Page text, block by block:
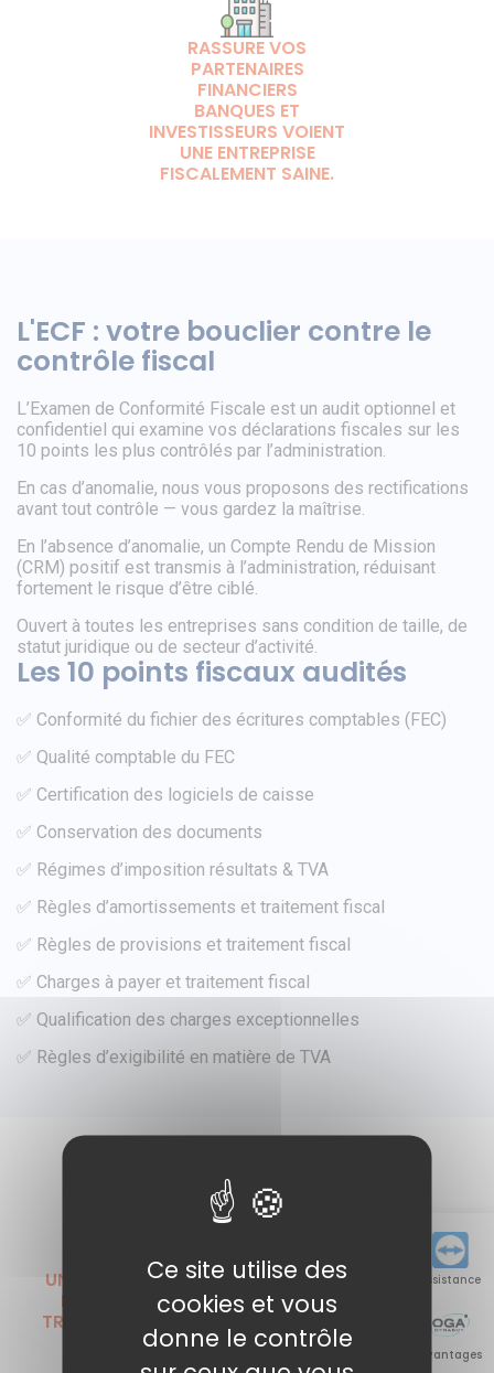
Assistance
Avantages
RASSURE VOS
PARTENAIRES
FINANCIERS
BANQUES ET
INVESTISSEURS VOIENT
UNE ENTREPRISE
FISCALEMENT SAINE.
L'ECF : votre bouclier contre le
contrôle fiscal
L’Examen de Conformité Fiscale est un audit optionnel et
confidentiel qui examine vos déclarations fiscales sur les
10 points les plus contrôlés par l’administration.
En cas d’anomalie, nous vous proposons des rectifications
avant tout contrôle — vous gardez la maîtrise.
En l’absence d’anomalie, un Compte Rendu de Mission
(CRM) positif est transmis à l’administration, réduisant
fortement le risque d’être ciblé.
Ouvert à toutes les entreprises sans condition de taille, de
statut juridique ou de secteur d’activité.
Les 10 points fiscaux audités
✅ Conformité du fichier des écritures comptables (FEC)
✅ Qualité comptable du FEC
✅ Certification des logiciels de caisse
✅ Conservation des documents
✅ Régimes d’imposition résultats & TVA
✅ Règles d’amortissements et traitement fiscal
✅ Règles de provisions et traitement fiscal
✅ Charges à payer et traitement fiscal
✅ Qualification des charges exceptionnelles
✅ Règles d’exigibilité en matière de TVA
RIGOUREUSE
UN PROCESSUS EN 7
ÉTAPES CLAIR ET
TRANSPARENT, AVEC
RETOURS ET
AJUSTEMENTS À
CONFIANCE
NOS EXPERTS VOUS
ACCOMPAGNENT DE
LA COLLECTE DES
DONNÉES JUSQU'À LA
TRANSMISSION DU
Ce site utilise des
cookies et vous
donne le contrôle